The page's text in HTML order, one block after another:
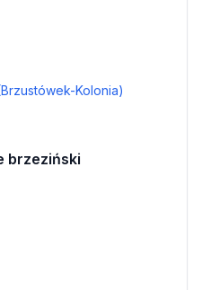
Kolonia)
brzeziński